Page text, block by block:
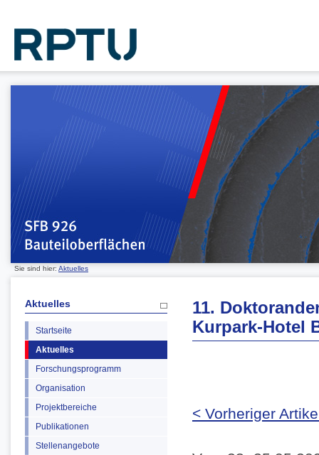
Sie sind hier: Aktuelles
Aktuelles
Startseite
Aktuelles
Forschungsprogramm
Organisation
Projektbereiche
Publikationen
Stellenangebote
11.
Kurpark-Hotel
< Vorheriger